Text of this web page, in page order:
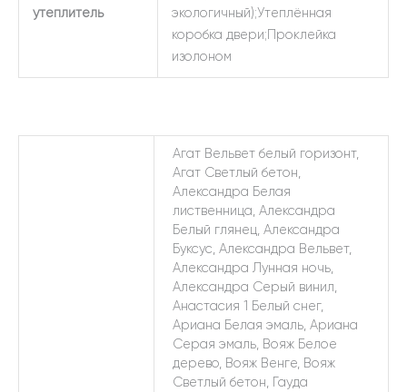
утеплитель
экологичный);Утеплённая
коробка двери;Проклейка
изолоном
Агат Вельвет белый горизонт,
Агат Светлый бетон,
Александра Белая
лиственница, Александра
Белый глянец, Александра
Буксус, Александра Вельвет,
Александра Лунная ночь,
Александра Серый винил,
Анастасия 1 Белый снег,
Ариана Белая эмаль, Ариана
Серая эмаль, Вояж Белое
дерево, Вояж Венге, Вояж
Светлый бетон, Гауда